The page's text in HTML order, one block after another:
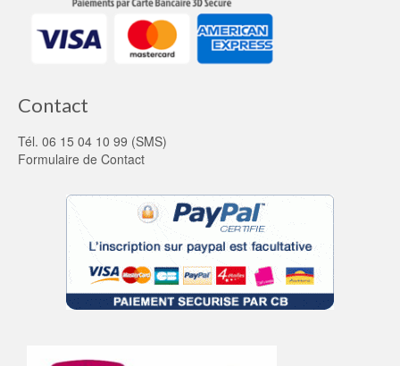
Contact
Tél. 06 15 04 10 99 (SMS)
Formulaire de Contact